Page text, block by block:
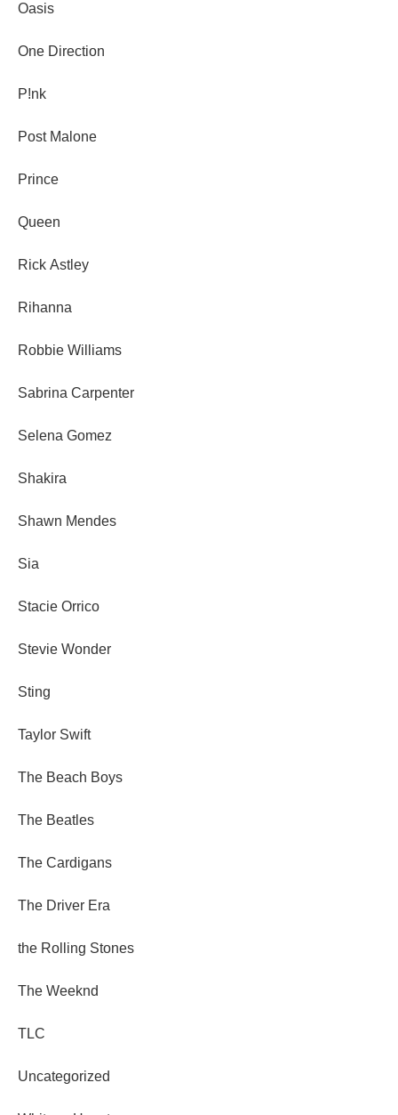
Oasis
One Direction
P!nk
Post Malone
Prince
Queen
Rick Astley
Rihanna
Robbie Williams
Sabrina Carpenter
Selena Gomez
Shakira
Shawn Mendes
Sia
Stacie Orrico
Stevie Wonder
Sting
Taylor Swift
The Beach Boys
The Beatles
The Cardigans
The Driver Era
the Rolling Stones
The Weeknd
TLC
Uncategorized